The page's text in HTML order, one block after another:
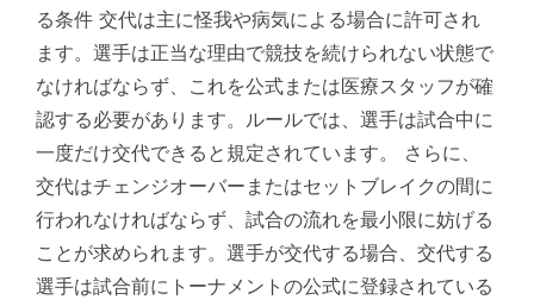
る条件 交代は主に怪我や病気による場合に許可され
ます。選手は正当な理由で競技を続けられない状態で
なければならず、これを公式または医療スタッフが確
認する必要があります。ルールでは、選手は試合中に
一度だけ交代できると規定されています。 さらに、
交代はチェンジオーバーまたはセットブレイクの間に
行われなければならず、試合の流れを最小限に妨げる
ことが求められます。選手が交代する場合、交代する
選手は試合前にトーナメントの公式に登録されている